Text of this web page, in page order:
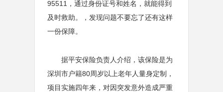
95511，通过身份证号和姓名，就能得到
及时救助。，发现问题不要忘了还有这样
一份保障。
据平安保险负责人介绍，该保险是为
深圳市户籍80周岁以上老年人量身定制，
项目实施四年来，对因突发意外造成严重